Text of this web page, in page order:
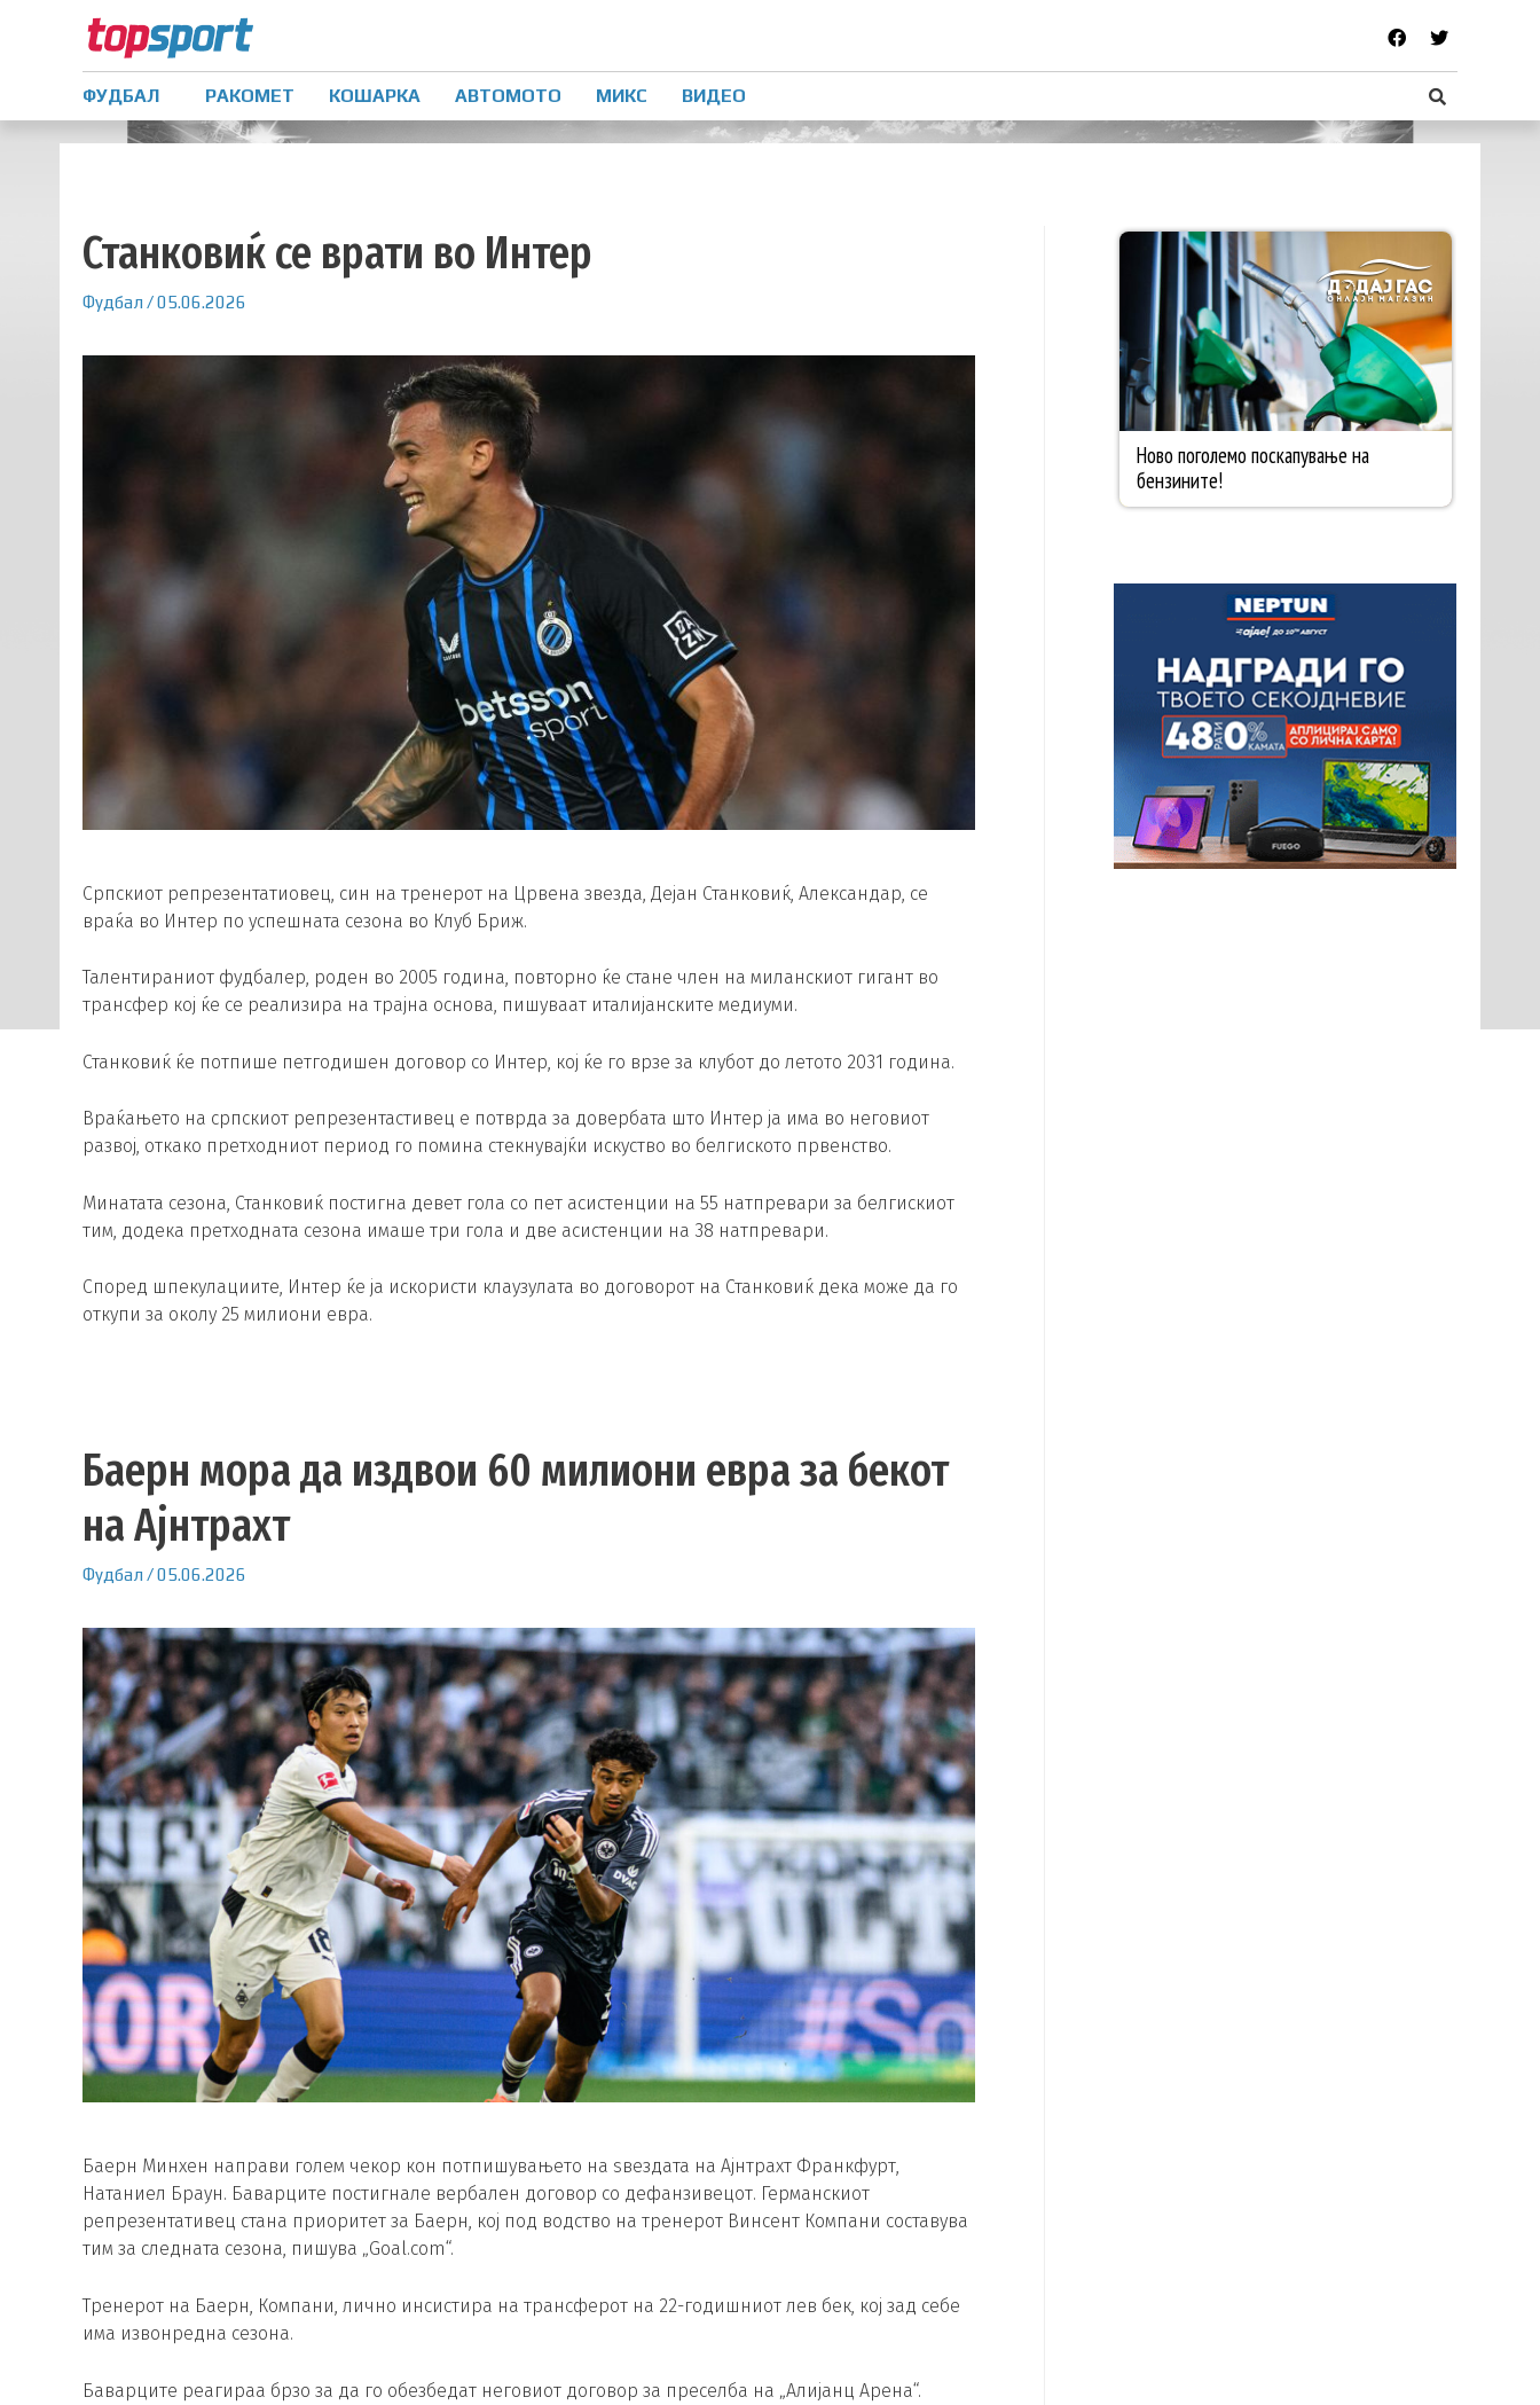
ФУДБАЛ РАКОМЕТ КОШАРКА АВТОМОТО МИКС ВИДЕО
Станковиќ се врати во Интер
Фудбал /05.06.2026
Српскиот репрезентатиовец, син на тренерот на Црвена звезда, Дејан Станковиќ, Александар, се
враќа во Интер по успешната сезона во Клуб Бриж.
Талентираниот фудбалер, роден во 2005 година, повторно ќе стане член на миланскиот гигант во
трансфер кој ќе се реализира на трајна основа, пишуваат италијанските медиуми.
Станковиќ ќе потпише петгодишен договор со Интер, кој ќе го врзе за клубот до летото 2031 година.
Враќањето на српскиот репрезентастивец е потврда за довербата што Интер ја има во неговиот
развој, откако претходниот период го помина стекнувајќи искуство во белгиското првенство.
Минатата сезона, Станковиќ постигна девет гола со пет асистенции на 55 натпревари за белгискиот
тим, додека претходната сезона имаше три гола и две асистенции на 38 натпревари.
Според шпекулациите, Интер ќе ја искористи клаузулата во договорот на Станковиќ дека може да го
откупи за околу 25 милиони евра.
Баерн мора да издвои 60 милиони евра за бекот
на Ајнтрахт
Фудбал /05.06.2026
Баерн Минхен направи голем чекор кон потпишувањето на ѕвездата на Ајнтрахт Франкфурт,
Натаниел Браун. Баварците постигнале вербален договор со дефанзивецот. Германскиот
репрезентативец стана приоритет за Баерн, кој под водство на тренерот Винсент Компани составува
тим за следната сезона, пишува „Goal.com“.
Тренерот на Баерн, Компани, лично инсистира на трансферот на 22-годишниот лев бек, кој зад себе
има извонредна сезона.
Баварците реагираа брзо за да го обезбедат неговиот договор за преселба на „Алијанц Арена“.